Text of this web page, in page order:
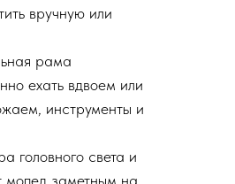
вручную или
рама
ехать вдвоем или
инструменты и
головного света и